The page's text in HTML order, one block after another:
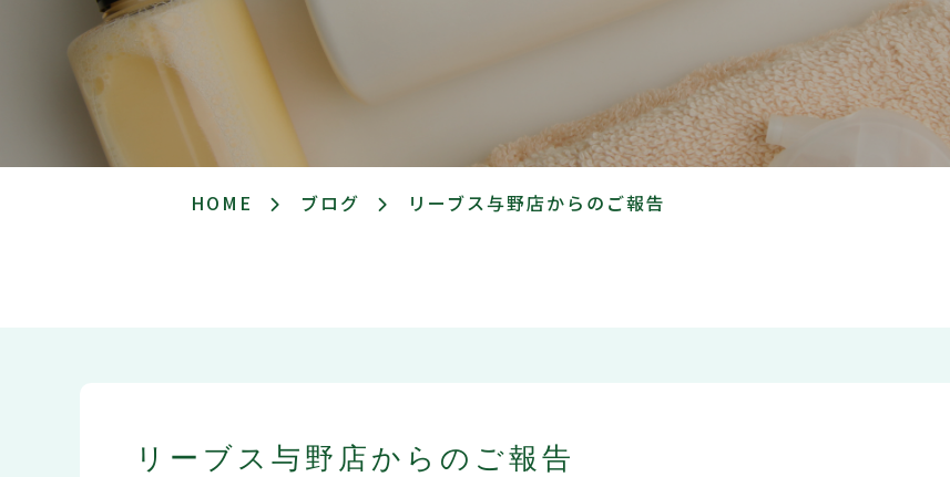
HOME ブログ リーブス与野店からのご報告
リーブス与野店からのご報告